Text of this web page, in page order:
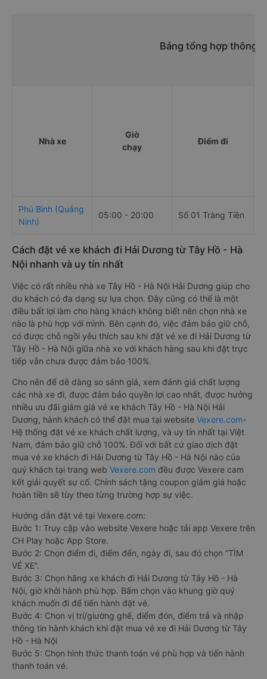
Bảng tổng hợp thông
Nhà xe
Giờ
chạy
Điểm đi
Phú Bình (Quảng
Ninh)
05:00 - 20:00 Số 01 Tràng Tiền
Cách đặt vé xe khách đi Hải Dương từ Tây Hồ - Hà
Nội nhanh và uy tín nhất
Việc có rất nhiều nhà xe Tây Hồ - Hà Nội Hải Dương giúp cho
du khách có đa dạng sự lựa chọn. Đây cũng có thể là một
điều bất lợi làm cho hàng khách không biết nên chọn nhà xe
nào là phù hợp với mình. Bên cạnh đó, việc đảm bảo giữ chỗ,
có được chỗ ngồi yêu thích sau khi đặt vé xe đi Hải Dương từ
Tây Hồ - Hà Nội giữa nhà xe với khách hàng sau khi đặt trực
tiếp vẫn chưa được đảm bảo 100%.
Cho nên để dễ dàng so sánh giá, xem đánh giá chất lượng
các nhà xe đi, được đảm bảo quyền lợi cao nhất, được hưởng
nhiều ưu đãi giảm giá vé xe khách Tây Hồ - Hà Nội Hải
Dương, hành khách có thể đặt mua tại website Vexere.com-
Hệ thống đặt vé xe khách chất lượng, và uy tín nhất tại Việt
Nam, đảm bảo giữ chỗ 100%. Đối với bất cứ giao dịch đặt
mua vé xe khách đi Hải Dương từ Tây Hồ - Hà Nội nào của
quý khách tại trang web Vexere.com đều được Vexere cam
kết giải quyết sự cố. Chính sách tặng coupon giảm giá hoặc
hoàn tiền sẽ tùy theo từng trường hợp sự việc.
Hướng dẫn đặt vé tại Vexere.com:
Bước 1: Truy cập vào website Vexere hoặc tải app Vexere trên
CH Play hoặc App Store.
Bước 2: Chọn điểm đi, điểm đến, ngày đi, sau đó chọn “TÌM
VÉ XE”.
Bước 3: Chọn hãng xe khách đi Hải Dương từ Tây Hồ - Hà
Nội, giờ khởi hành phù hợp. Bấm chọn vào khung giờ quý
khách muốn đi để tiến hành đặt vé.
Bước 4: Chọn vị trí/giường ghế, điểm đón, điểm trả và nhập
thông tin hành khách khi đặt mua vé xe đi Hải Dương từ Tây
Hồ - Hà Nội
Bước 5: Chọn hình thức thanh toán vé phù hợp và tiến hành
thanh toán vé.